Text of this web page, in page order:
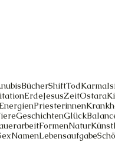
BücherShiftTodKarma
ErdeJesusZeitOstara
Priesterinnen
GeschichtenGlück
FormenNatur
NamenLebensaufgabe